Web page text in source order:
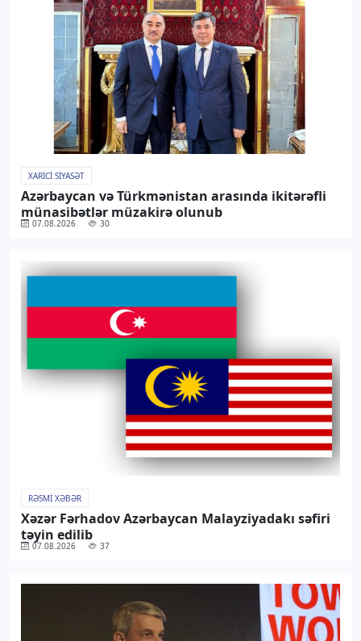
XARICI SIYASƏT
Azərbaycan və Türkmənistan arasında ikitərəfli
münasibətlər müzakirə olunub
07.08.2026 30
RƏSMI XƏBƏR
Xəzər Fərhadov Azərbaycan Malayziyadakı səfiri
təyin edilib
07.08.2026 37